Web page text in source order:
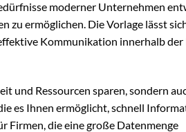
moderner Unternehmen
ermöglichen. Die Vorlage lässt
Kommunikation innerhalb der
und Ressourcen sparen, sondern
es Ihnen ermöglicht, schnell
Firmen, die eine große Datenmenge